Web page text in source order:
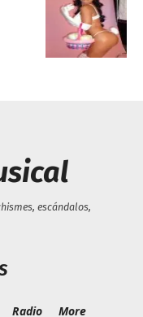
escándalos,
Radio More